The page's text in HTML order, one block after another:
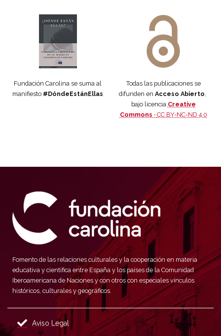
Fundación Carolina se suma al
manifiesto #DóndeEstánEllas
Todas las publicaciones se
difunden en Acceso Abierto,
bajo licencia Creative
Commons · CC BY-NC-ND 4.0
Fomento de las relaciones culturales y la cooperación en materia
educativa y científica entre España y los países de la Comunidad
Iberoamericana de Naciones y con otros con especiales vínculos
históricos, culturales y geográficos.
Aviso Legal